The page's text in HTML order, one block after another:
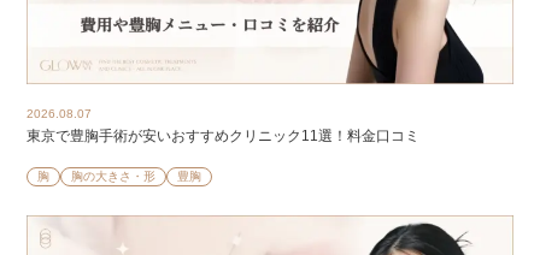
2026.08.07
東京で豊胸手術が安いおすすめクリニック11選！料金口コミ
胸 胸の大きさ・形 豊胸